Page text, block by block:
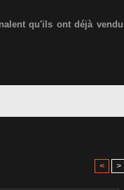
qu'ils ont déjà vendu
< >